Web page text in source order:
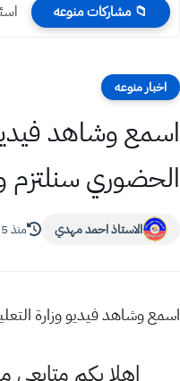
📁 مشاركات منوعه
اخبار منوعه
الحضوري سنلتزم
الاستاذ احمد مهدي منذ 5 سنة
اسمع وشاهد فيديو وزارة التعليم العالي 2021 في حال صدور قرار من اللجنة العليا بالغاء الحضوري سنلتزم
اهلا بكم متابعي